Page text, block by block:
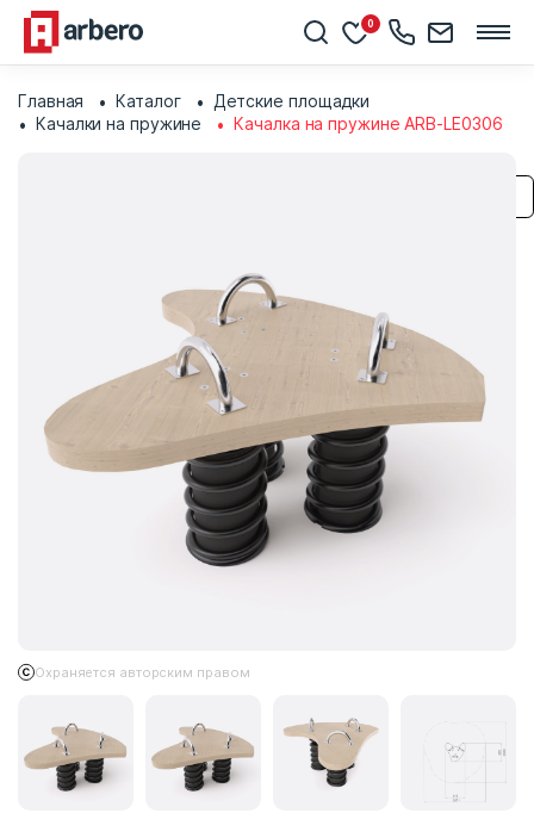
0
Главная Каталог
Детские площадки
Качалки на пружине
Качалка на пружине ARB-LE0306
Охраняется авторским правом